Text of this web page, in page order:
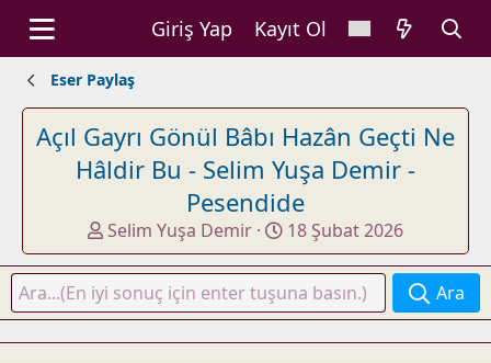
Giriş Yap Kayıt Ol
Eser Paylaş
Açıl Gayrı Gönül Bâbı Hazân Geçti Ne
Hâldir Bu - Selim Yuşa Demir -
Pesendide
K
o
n
u
y
u
Selim Yuşa Demir
B
a
ş
l
a
n
18 Şubat 2026
Ara